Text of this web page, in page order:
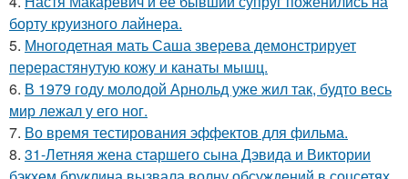
борту круизного лайнера.
5. Многодетная мать Саша зверева демонстрирует
перерастянутую кожу и канаты мышц.
6. В 1979 году молодой Арнольд уже жил так, будто весь
мир лежал у его ног.
7. Во время тестирования эффектов для фильма.
8. 31-Летняя жена старшего сына Дэвида и Виктории